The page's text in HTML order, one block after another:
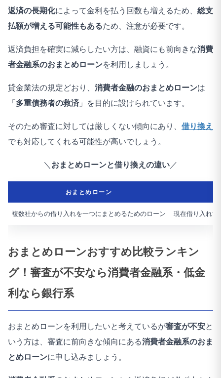
返済の長期化によって金利を払う回数も増えるため、 総支
払額が増える可能性もあるため、注意が必要です。
返済負担を確実に減らしたい方は、融資にも前向きな消費
者金融系のおまとめローンを利用しましょう。
貸金業法の規定どおり、 消費者金融のおまとめローンは
「多重債務者の救済 」を目的に設けられています。
そのため審査に対しては厳しくない傾向にあり、 借り換え
でも対応してくれる可能性が高いでしょう。
＼ おまとめローンと借り換えの違い／
おまとめローン
複数社からの借り入れを一つにまとめるためのローン 現在借り入れて
おまとめローンおすすめ比較ランキン
グ！審査が不安なら消費者金融系・低金
利なら銀行系
おまとめローンを利用したいと考えているが審査が不安と
いう方は、審査に前向きな傾向にある消費者金融系のおま
とめローンに申し込みましょう。